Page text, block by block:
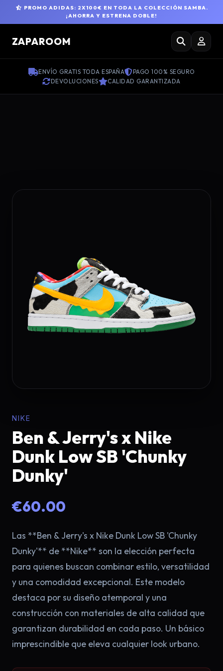
PROMO ADIDAS: 2X100€ EN TODA LA COLECCIÓN SAMBA.
¡AHORRA Y ESTRENA DOBLE!
ZAPAROOM
ENVÍO GRATIS TODA ESPAÑA
PAGO 100% SEGURO
DEVOLUCIONES
CALIDAD GARANTIZADA
NIKE
Ben & Jerry's x Nike
Dunk Low SB 'Chunky
Dunky'
€60.00
Las **Ben & Jerry's x Nike Dunk Low SB 'Chunky
Dunky'** de **Nike** son la elección perfecta
para quienes buscan combinar estilo, versatilidad
y una comodidad excepcional. Este modelo
destaca por su diseño atemporal y una
construcción con materiales de alta calidad que
garantizan durabilidad en cada paso. Un básico
imprescindible que eleva cualquier look urbano.
×